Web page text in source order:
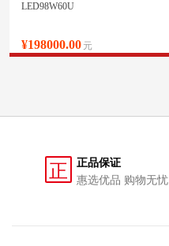
LED98W60U
¥198000.00 元
正
正品保证
惠选优品 购物无忧